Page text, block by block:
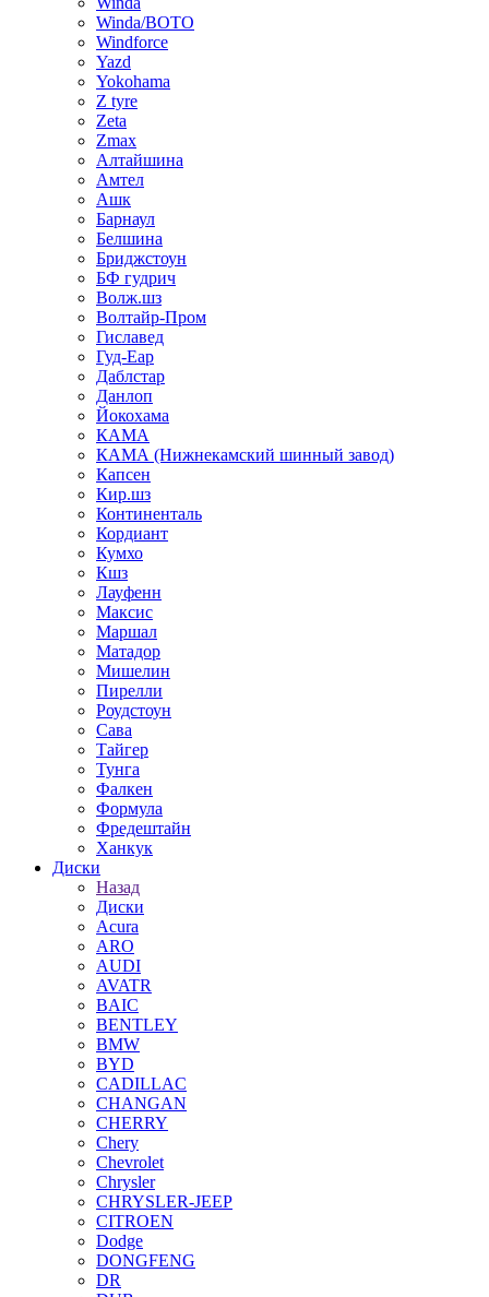
Winda/BOTO
Windforce
Yazd
Yokohama
Z tyre
Zeta
Zmax
Алтайшина
Амтел
Ашк
Барнаул
Белшина
Бриджстоун
БФ гудрич
Волж.шз
Волтайр-Пром
Гиславед
Гуд-Еар
Даблстар
Данлоп
Йокохама
КАМА
КАМА (Нижнекамский шинный завод)
Капсен
Кир.шз
Континенталь
Кордиант
Кумхо
Кшз
Лауфенн
Максис
Маршал
Матадор
Мишелин
Пирелли
Роудстоун
Сава
Тайгер
Тунга
Фалкен
Формула
Фредештайн
Ханкук
Диски
Назад
Диски
Acura
ARO
AUDI
AVATR
BAIC
BENTLEY
BMW
BYD
CADILLAC
CHANGAN
CHERRY
Chery
Chevrolet
Chrysler
CHRYSLER-JEEP
CITROEN
Dodge
DONGFENG
DR